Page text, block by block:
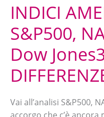
INDICI
S&P500,
Dow
Vai all’analisi S&P500,
accorgo che c’è
INDICI
AMERICANI:
S&P500,
NASDAQ100,
Dow
Jones30
|
DIFFERENZE